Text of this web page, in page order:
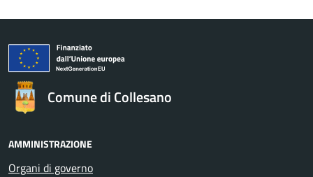
Comune di Collesano
AMMINISTRAZIONE
Organi di governo